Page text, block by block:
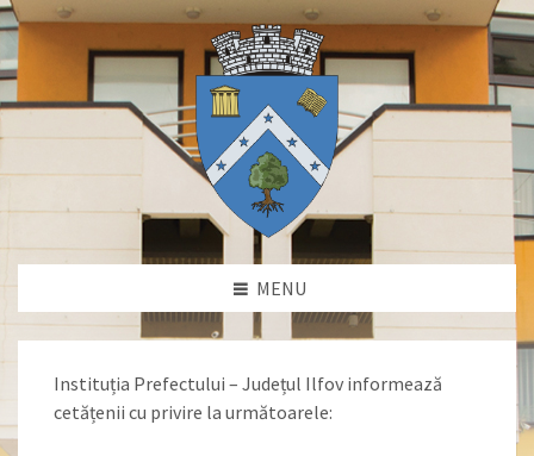
MENU
Instituția Prefectului – Județul Ilfov informează
cetățenii cu privire la următoarele: